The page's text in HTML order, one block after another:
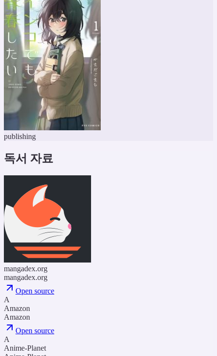
publishing
독서 자료
mangadex.org
mangadex.org
Open source
A
Amazon
Amazon
Open source
A
Anime-Planet